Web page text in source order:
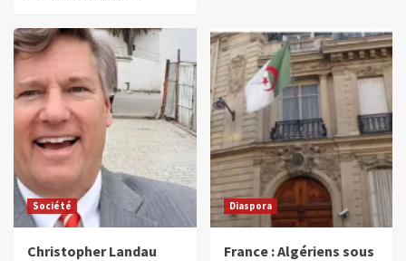
Société
Christopher Landau
Diaspora
France : Algériens sous